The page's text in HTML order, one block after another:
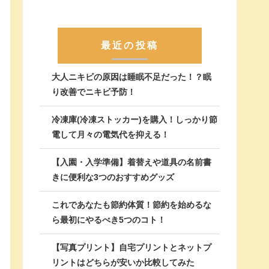
最近の投稿
大人ニキビの原因は睡眠不足だった！？眠
り改善でニキビ予防！
冷凍庫(冷凍ストッカー)を購入！しっかり節
電して月々の電気代を抑える！
【入園・入学準備】着替えや道具の名前書
きに便利な3つのおすすめグッズ
これであなたも節約体質！節約を始めるな
ら最初にやるべき5つのコト！
【写真プリント】自宅プリントとネットプ
リントはどちらが安いか比較してみた